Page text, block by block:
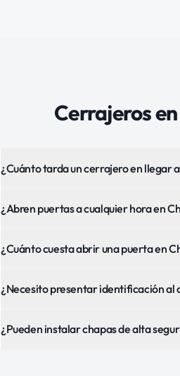
Cerrajerosen
¿Cuánto tarda un cerrajero en llegar
¿Abren puertas a cualquier hora en
¿Cuánto cuesta abrir una puerta en
¿Necesito presentar identificación al
¿Pueden instalar chapas de alta